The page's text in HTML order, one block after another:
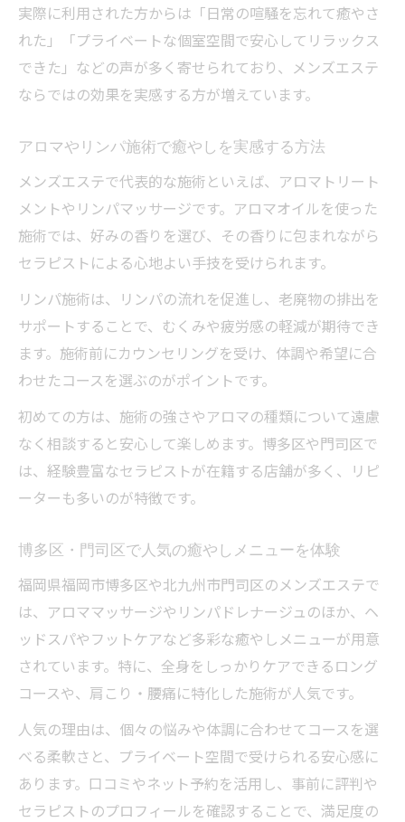
実際に利用された方からは「日常の喧騒を忘れて癒やさ
れた」「プライベートな個室空間で安心してリラックス
できた」などの声が多く寄せられており、メンズエステ
ならではの効果を実感する方が増えています。
アロマやリンパ施術で癒やしを実感する方法
メンズエステで代表的な施術といえば、アロマトリート
メントやリンパマッサージです。アロマオイルを使った
施術では、好みの香りを選び、その香りに包まれながら
セラピストによる心地よい手技を受けられます。
リンパ施術は、リンパの流れを促進し、老廃物の排出を
サポートすることで、むくみや疲労感の軽減が期待でき
ます。施術前にカウンセリングを受け、体調や希望に合
わせたコースを選ぶのがポイントです。
初めての方は、施術の強さやアロマの種類について遠慮
なく相談すると安心して楽しめます。博多区や門司区で
は、経験豊富なセラピストが在籍する店舗が多く、リピ
ーターも多いのが特徴です。
博多区・門司区で人気の癒やしメニューを体験
福岡県福岡市博多区や北九州市門司区のメンズエステで
は、アロママッサージやリンパドレナージュのほか、ヘ
ッドスパやフットケアなど多彩な癒やしメニューが用意
されています。特に、全身をしっかりケアできるロング
コースや、肩こり・腰痛に特化した施術が人気です。
人気の理由は、個々の悩みや体調に合わせてコースを選
べる柔軟さと、プライベート空間で受けられる安心感に
あります。口コミやネット予約を活用し、事前に評判や
セラピストのプロフィールを確認することで、満足度の